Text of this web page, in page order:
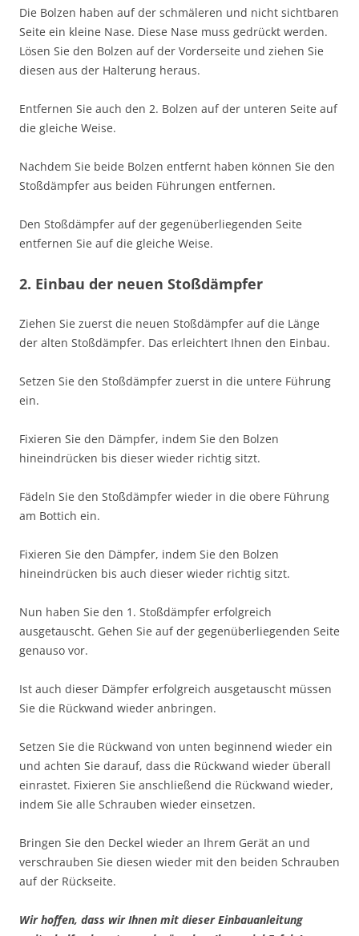
Die Bolzen haben auf der schmäleren und nicht sichtbaren
Seite ein kleine Nase. Diese Nase muss gedrückt werden.
Lösen Sie den Bolzen auf der Vorderseite und ziehen Sie
diesen aus der Halterung heraus.
Entfernen Sie auch den 2. Bolzen auf der unteren Seite auf
die gleiche Weise.
Nachdem Sie beide Bolzen entfernt haben können Sie den
Stoßdämpfer aus beiden Führungen entfernen.
Den Stoßdämpfer auf der gegenüberliegenden Seite
entfernen Sie auf die gleiche Weise.
2. Einbau der neuen Stoßdämpfer
Ziehen Sie zuerst die neuen Stoßdämpfer auf die Länge
der alten Stoßdämpfer. Das erleichtert Ihnen den Einbau.
Setzen Sie den Stoßdämpfer zuerst in die untere Führung
ein.
Fixieren Sie den Dämpfer, indem Sie den Bolzen
hineindrücken bis dieser wieder richtig sitzt.
Fädeln Sie den Stoßdämpfer wieder in die obere Führung
am Bottich ein.
Fixieren Sie den Dämpfer, indem Sie den Bolzen
hineindrücken bis auch dieser wieder richtig sitzt.
Nun haben Sie den 1. Stoßdämpfer erfolgreich
ausgetauscht. Gehen Sie auf der gegenüberliegenden Seite
genauso vor.
Ist auch dieser Dämpfer erfolgreich ausgetauscht müssen
Sie die Rückwand wieder anbringen.
Setzen Sie die Rückwand von unten beginnend wieder ein
und achten Sie darauf, dass die Rückwand wieder überall
einrastet. Fixieren Sie anschließend die Rückwand wieder,
indem Sie alle Schrauben wieder einsetzen.
Bringen Sie den Deckel wieder an Ihrem Gerät an und
verschrauben Sie diesen wieder mit den beiden Schrauben
auf der Rückseite.
Wir hoffen, dass wir Ihnen mit dieser Einbauanleitung